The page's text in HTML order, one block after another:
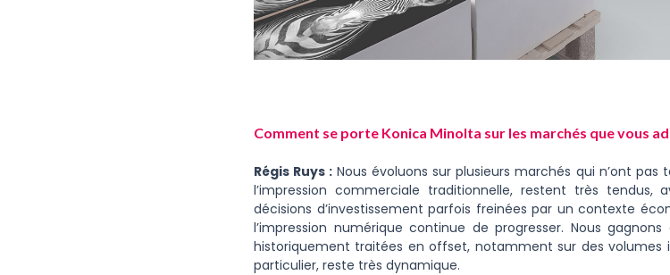
Comment se porte Konica Minolta sur les marchés que vous
Régis Ruys : Nous évoluons sur plusieurs marchés qui n’ont
l’impression commerciale traditionnelle, restent très tendus,
décisions d’investissement parfois freinées par un contexte
l’impression numérique continue de progresser. Nous
historiquement traitées en offset, notamment sur des volumes
particulier, reste très dynamique.